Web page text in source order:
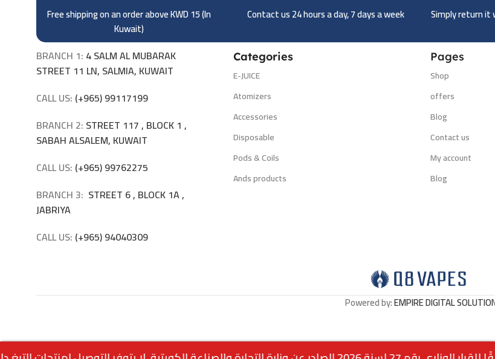
Free shipping on an order above KWD 15 (In
Kuwait)
Contact us 24 hours a day, 7 days a week Simply return it
BRANCH 1: 4 SALM AL MUBARAK
STREET 11 LN, SALMIA, KUWAIT
CALL US: (+965) 99117199
BRANCH 2: STREET 117 , BLOCK 1 ,
SABAH ALSALEM, KUWAIT
CALL US: (+965) 99762275
BRANCH 3: STREET 6 , BLOCK 1A ,
JABRIYA
CALL US: (+965) 94040309
Categories
E-JUICE
Atomizers
Accessories
Disposable
Pods & Coils
Ands products
Pages
Shop
offers
Blog
Contact us
My account
Blog
Powered by:EMPIRE DIGITAL